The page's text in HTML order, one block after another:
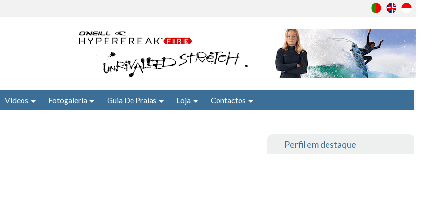
Vídeos Fotogaleria Guia De Praias Loja Contactos
Perfil em destaque